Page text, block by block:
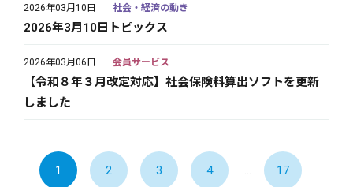
2026年03月10日 社会・経済の動き
2026年3月10日トピックス
2026年03月06日 会員サービス
【令和８年３月改定対応】社会保険料算出ソフトを更新
しました
1 2 3 4 ... 17